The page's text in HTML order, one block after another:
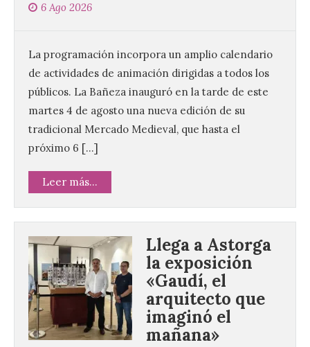
6 Ago 2026
La programación incorpora un amplio calendario
de actividades de animación dirigidas a todos los
públicos. La Bañeza inauguró en la tarde de este
martes 4 de agosto una nueva edición de su
tradicional Mercado Medieval, que hasta el
próximo 6 […]
Leer más...
Llega a Astorga
la exposición
«Gaudí, el
arquitecto que
imaginó el
mañana»